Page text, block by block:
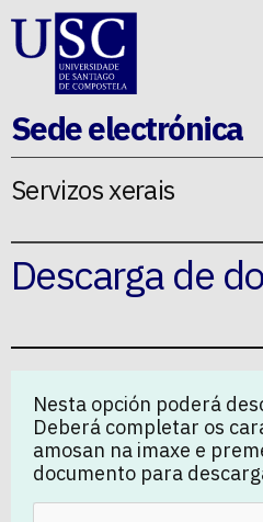
Ir ao contido da p�xina
Sede electrónica
Servizos xerais
Descarga de
Nesta opción poderá
Deberá completar os
amosan na imaxe e
documento para